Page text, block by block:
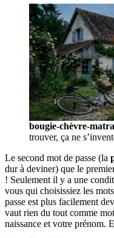
bougie-chèvre-
trouver, ça ne
Le second mot de passe (la
dur à deviner) que le
! Seulement il y a une
vous qui choisissiez les
passe est plus facilement
vaut rien du tout comme
naissance et votre prénom.